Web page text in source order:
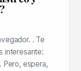
. Te
interesante:
Pero, espera,